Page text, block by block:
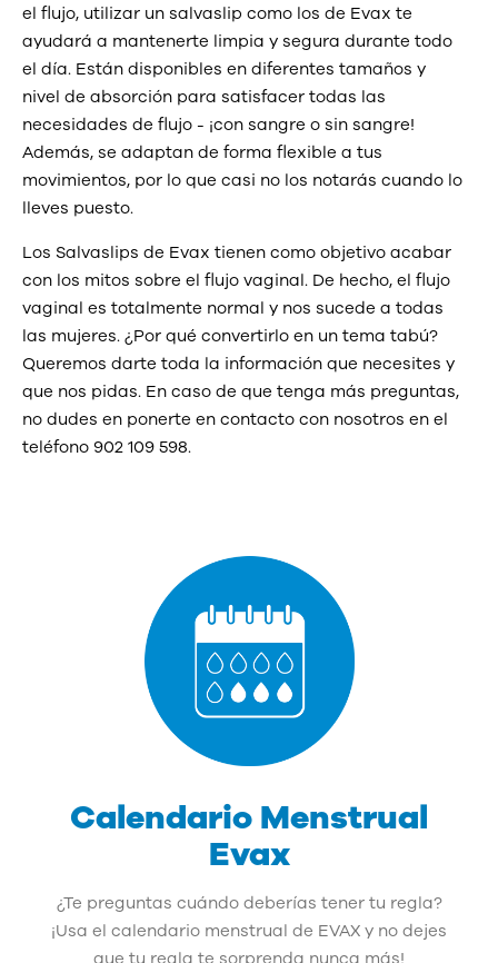
el flujo, utilizar un salvaslip como los de Evax te
ayudará a mantenerte limpia y segura durante todo
el día. Están disponibles en diferentes tamaños y
nivel de absorción para satisfacer todas las
necesidades de flujo - ¡con sangre o sin sangre!
Además, se adaptan de forma flexible a tus
movimientos, por lo que casi no los notarás cuando lo
lleves puesto.
Los Salvaslips de Evax tienen como objetivo acabar
con los mitos sobre el flujo vaginal. De hecho, el flujo
vaginal es totalmente normal y nos sucede a todas
las mujeres. ¿Por qué convertirlo en un tema tabú?
Queremos darte toda la información que necesites y
que nos pidas. En caso de que tenga más preguntas,
no dudes en ponerte en contacto con nosotros en el
teléfono 902 109 598.
Calendario Menstrual
Evax
¿Te preguntas cuándo deberías tener tu regla?
¡Usa el calendario menstrual de EVAX y no dejes
que tu regla te sorprenda nunca más!